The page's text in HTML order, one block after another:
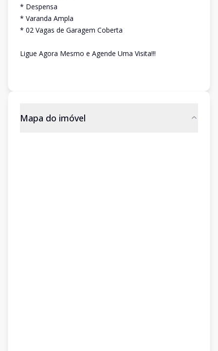
* Despensa
* Varanda Ampla
* 02 Vagas de Garagem Coberta
Ligue Agora Mesmo e Agende Uma Visita!!!
Mapa do imóvel